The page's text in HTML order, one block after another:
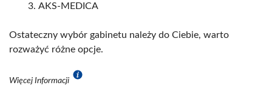
AKS-MEDICA
Ostateczny wybór gabinetu należy do Ciebie, warto
rozważyć różne opcje.
Więcej Informacji